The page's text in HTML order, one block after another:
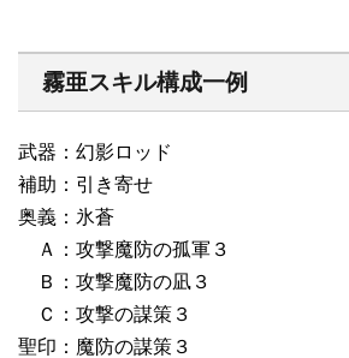
霧亜スキル構成一例
武器：幻影ロッド
補助：引き寄せ
奥義：氷蒼
Ａ：攻撃魔防の孤軍３
Ｂ：攻撃魔防の凪３
Ｃ：攻撃の謀策３
聖印：魔防の謀策３